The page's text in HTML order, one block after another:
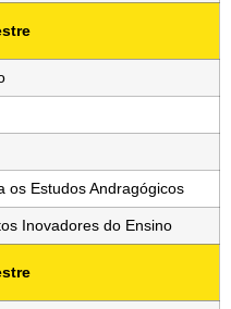
os Estudos Andragógicos
Inovadores do Ensino